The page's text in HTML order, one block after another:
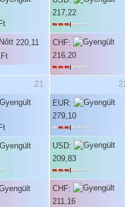
220,11
217,22
CHF:
216,20
21
EUR:
279,10
USD:
209,83
CHF:
211,16